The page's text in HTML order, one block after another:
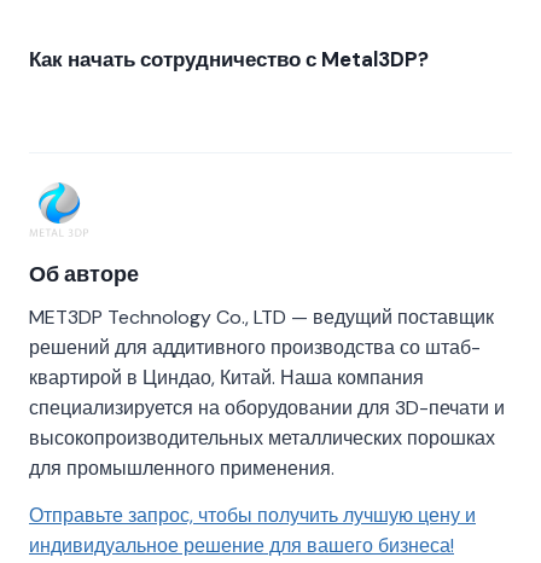
Как начать сотрудничество с Metal3DP?
Об авторе
MET3DP Technology Co., LTD — ведущий поставщик
решений для аддитивного производства со штаб-
квартирой в Циндао, Китай. Наша компания
специализируется на оборудовании для 3D-печати и
высокопроизводительных металлических порошках
для промышленного применения.
Отправьте запрос, чтобы получить лучшую цену и
индивидуальное решение для вашего бизнеса!